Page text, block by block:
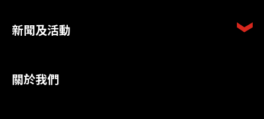
新聞及活動
關於我們